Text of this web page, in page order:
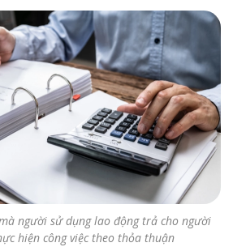
người sử dụng lao động trả cho người
hiện công việc theo thỏa thuận